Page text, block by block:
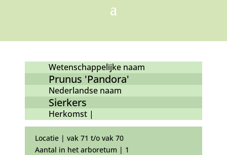
Wetenschappelijke naam
Prunus 'Pandora'
Nederlandse naam
Sierkers
Herkomst |
Locatie | vak 71 t/o vak 70
Aantal in het arboretum | 1